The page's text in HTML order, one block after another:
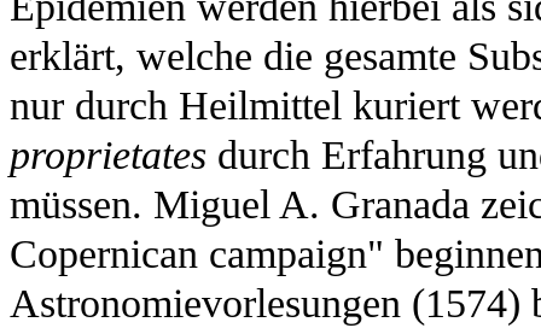
erklärt, welche die gesamte
nur durch Heilmittel kuriert
proprietates durch Erfahrung
müssen. Miguel A. Granada
Copernican campaign"
Astronomievorlesungen (1574)